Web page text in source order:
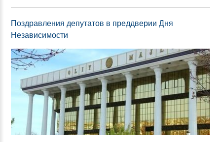
Поздравления депутатов в преддверии Дня
Независимости